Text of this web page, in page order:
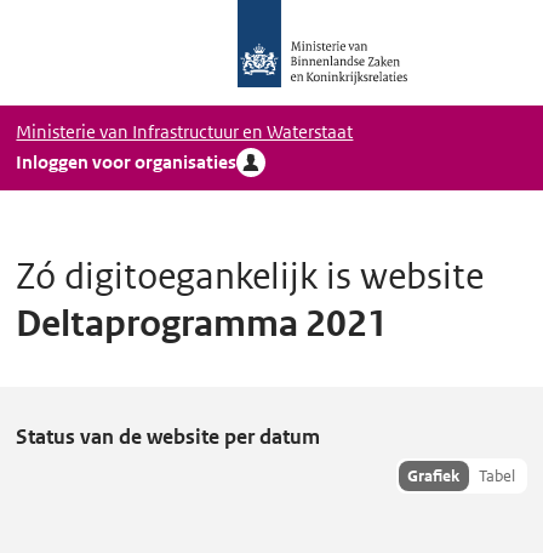
Ministerie
van
Binnenlandse
Zaken
en
Koninkrijkrelaties,
DigiToegankelijk
Ministerie van Infrastructuur en Waterstaat
Inloggen voor organisaties
Zó digitoegankelijk is website
Deltaprogramma 2021
D
Status van de website per datum
Toon
Grafiek Tabel